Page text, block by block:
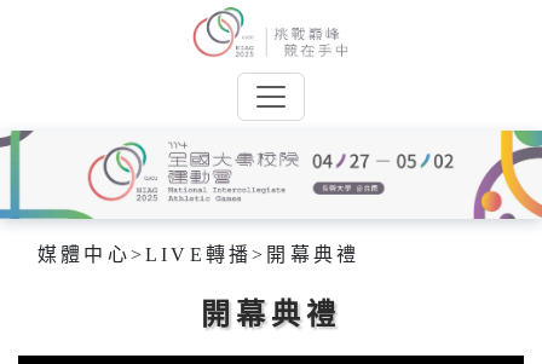
媒體中心>LIVE轉播> 開幕典禮
開幕典禮